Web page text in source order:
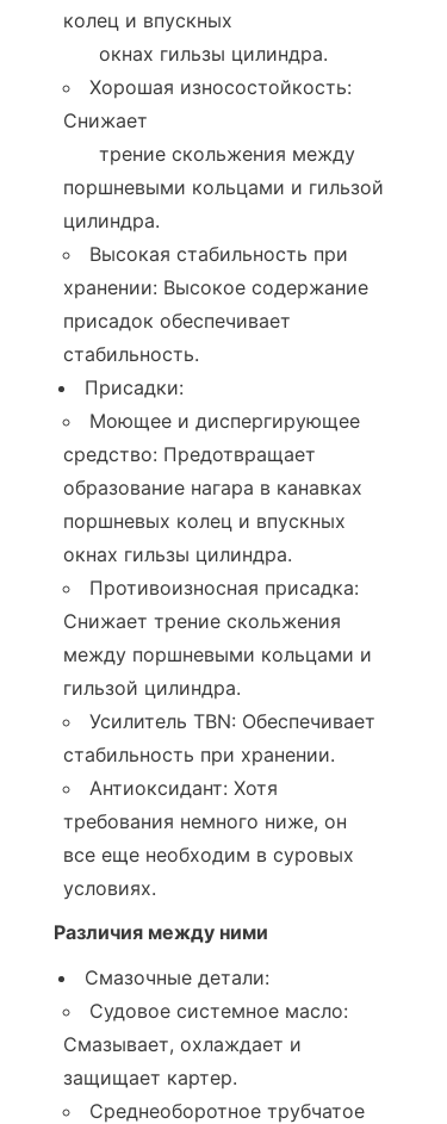
колец и впускных
      окнах гильзы цилиндра.
Хорошая износостойкость:
Снижает
поршневыми кольцами и гильзой
цилиндра.
Высокая стабильность при
хранении: Высокое содержание
присадок обеспечивает
стабильность.
Присадки:
Моющее и диспергирующее
средство: Предотвращает
образование нагара в канавках
поршневых колец и впускных
окнах гильзы цилиндра.
Противоизносная присадка:
Снижает трение скольжения
между поршневыми кольцами и
гильзой цилиндра.
Усилитель TBN: Обеспечивает
стабильность при хранении.
Антиоксидант: Хотя
требования немного ниже, он
все еще необходим в суровых
условиях.
Различия между ними
Смазочные детали:
Судовое системное масло:
Смазывает, охлаждает и
защищает картер.
Среднеоборотное трубчатое